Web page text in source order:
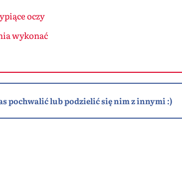
oczy
wykonać
pochwalić lub podzielić się nim z innymi :)